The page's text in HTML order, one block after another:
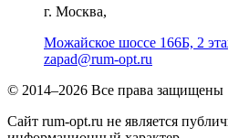
г. Москва,
Можайское шоссе 166Б, 2
zapad@rum-opt.ru
© 2014–2026 Все права защищены
Сайт rum-opt.ru не является